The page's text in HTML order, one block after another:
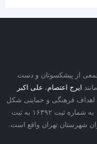
پیشکسوتان و دست
اعتصام،علی اکبر
فرهنگی و حمایتی شکل
گرفته‌است. انجمن در تاریخ ۱۳۸۲/۱۲/۲۵ به شماره ثبت ۱۶۳۹۲ به ثبت
تهران واقع است.